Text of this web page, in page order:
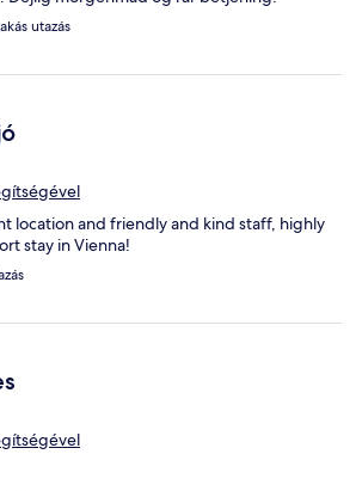
utazás
location and friendly and kind staff, highly
stay in Vienna!